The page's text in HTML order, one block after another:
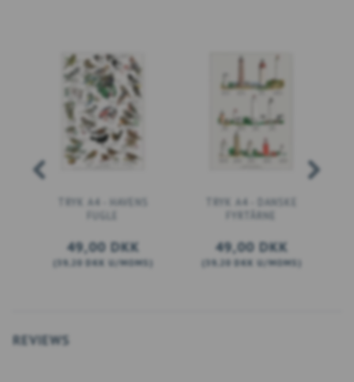
TRYK A4 - HAVENS
49,00 DKK
39,20 DKK U/MOMS
TRYK A4 - DANSKE
FYRTÅRNE
49,00 DKK
39,20 DKK U/MOMS
REVIEWS